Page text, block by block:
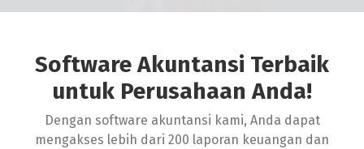
Software Akuntansi Terbaik
untuk Perusahaan Anda!
Dengan software akuntansi kami, Anda dapat
mengakses lebih dari 200 laporan keuangan dan